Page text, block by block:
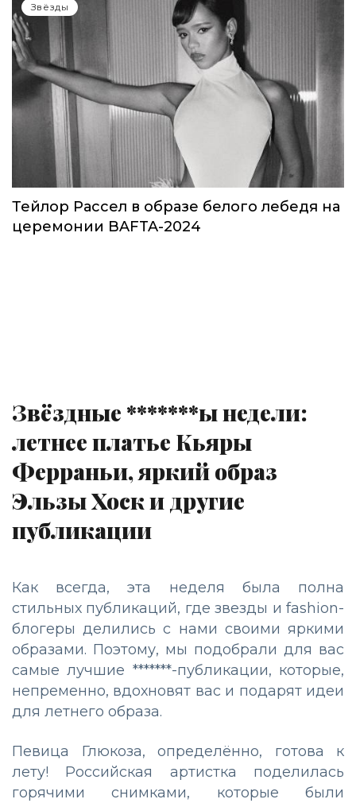
Звёзды
Тейлор Рассел в образе белого лебедя на
церемонии BAFTA-2024
Звёздные *******ы недели:
летнее платье Кьяры
Ферраньи, яркий образ
Эльзы Хоск и другие
публикации
Как всегда, эта неделя была полна
стильных публикаций, где звезды и fashion-
блогеры делились с нами своими яркими
образами. Поэтому, мы подобрали для вас
самые лучшие *******-публикации, которые,
непременно, вдохновят вас и подарят идеи
для летнего образа.
Певица Глюкоза, определённо, готова к
лету! Российская артистка поделилась
горячими снимками, которые были